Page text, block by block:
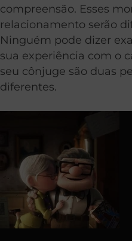
compreensão. Esses
relacionamento serão
Ninguém pode dizer
sua experiência com o
seu cônjuge são duas
diferentes.